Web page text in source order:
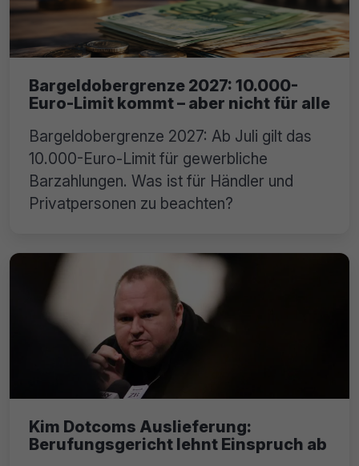
Bargeldobergrenze 2027: 10.000-
Euro-Limit kommt – aber nicht für alle
Bargeldobergrenze 2027: Ab Juli gilt das
10.000-Euro-Limit für gewerbliche
Barzahlungen. Was ist für Händler und
Privatpersonen zu beachten?
Kim Dotcoms Auslieferung:
Berufungsgericht lehnt Einspruch ab